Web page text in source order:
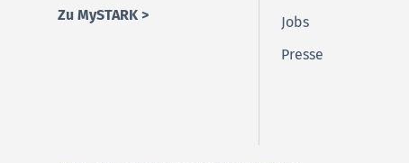
Zu MySTARK >
Jobs
Presse